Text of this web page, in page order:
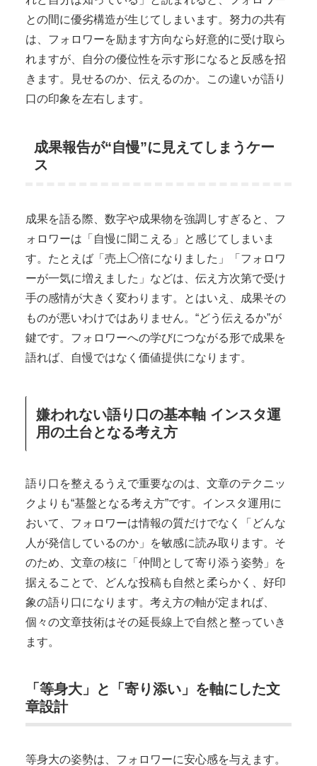
との間に優劣構造が生じてしまいます。努力の共有
は、フォロワーを励ます方向なら好意的に受け取ら
れますが、自分の優位性を示す形になると反感を招
きます。見せるのか、伝えるのか。この違いが語り
口の印象を左右します。
成果報告が“自慢”に見えてしまうケー
ス
成果を語る際、数字や成果物を強調しすぎると、フ
ォロワーは「自慢に聞こえる」と感じてしまいま
す。たとえば「売上◯倍になりました」「フォロワ
ーが一気に増えました」などは、伝え方次第で受け
手の感情が大きく変わります。とはいえ、成果その
ものが悪いわけではありません。“どう伝えるか”が
鍵です。フォロワーへの学びにつながる形で成果を
語れば、自慢ではなく価値提供になります。
嫌われない語り口の基本軸 インスタ運
用の土台となる考え方
語り口を整えるうえで重要なのは、文章のテクニッ
クよりも“基盤となる考え方”です。インスタ運用に
おいて、フォロワーは情報の質だけでなく「どんな
人が発信しているのか」を敏感に読み取ります。そ
のため、文章の核に「仲間として寄り添う姿勢」を
据えることで、どんな投稿も自然と柔らかく、好印
象の語り口になります。考え方の軸が定まれば、
個々の文章技術はその延長線上で自然と整っていき
ます。
「等身大」と「寄り添い」を軸にした文
章設計
等身大の姿勢は、フォロワーに安心感を与えます。